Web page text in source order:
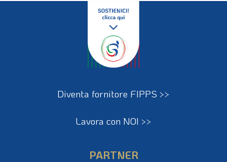
Diventa fornitore FIPPS >>
Lavora con NOI >>
PARTNER